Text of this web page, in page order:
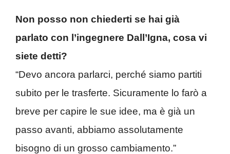
Non posso non chiederti se hai già
parlato con l’ingegnere Dall’Igna, cosa vi
siete detti?
“Devo ancora parlarci, perché siamo partiti
subito per le trasferte. Sicuramente lo farò a
breve per capire le sue idee, ma è già un
passo avanti, abbiamo assolutamente
bisogno di un grosso cambiamento.”